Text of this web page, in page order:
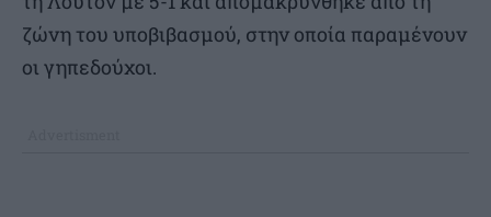
ζώνη του υποβιβασμού, στην οποία παραμένουν
οι γηπεδούχοι.